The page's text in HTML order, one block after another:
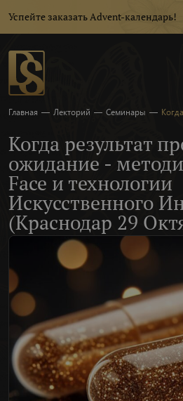
Успейте заказать Advent-календарь!
Главная — Лекторий — Семинары —
Когда результат
ожидание -
Face и технологии
Искусственного
(Краснодар 29